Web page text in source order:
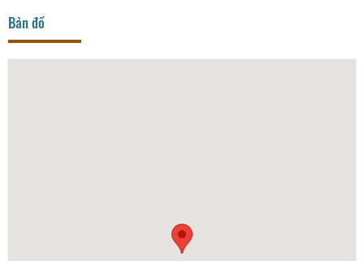
Bản đồ